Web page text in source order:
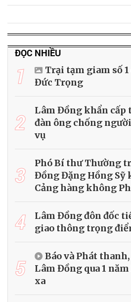
ĐỌC NHIỀU
1
Trại tạm giam số
Đức Trọng
2
Lâm Đồng khẩn cấp
đàn ông chống
vụ
3
Phó Bí thư Thường
Đồng Đặng Hồng Sỹ
Cảng hàng không
4
Lâm Đồng đôn đốc
giao thông trọng
5
Báo và Phát
Lâm Đồng qua 1
xa